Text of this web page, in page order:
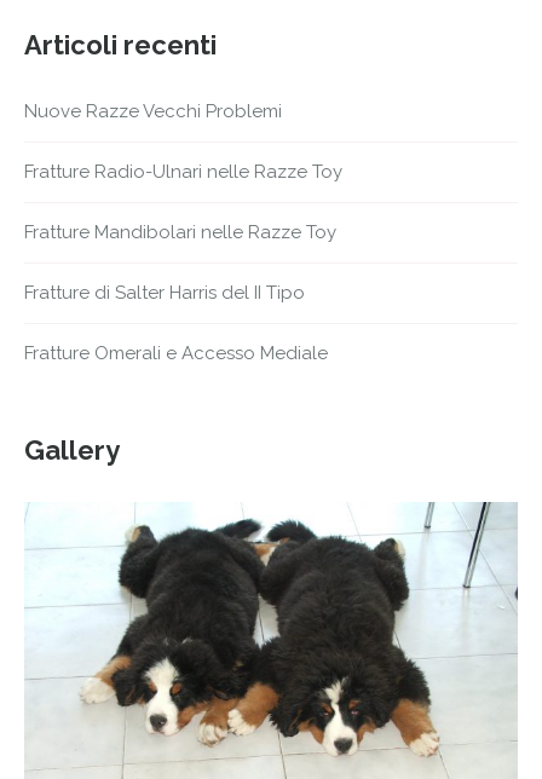
Articoli recenti
Nuove Razze Vecchi Problemi
Fratture Radio-Ulnari nelle Razze Toy
Fratture Mandibolari nelle Razze Toy
Fratture di Salter Harris del II Tipo
Fratture Omerali e Accesso Mediale
Gallery